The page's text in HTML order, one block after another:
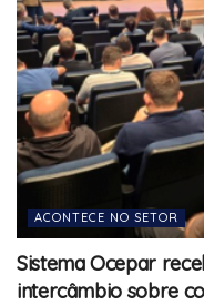
ACONTECE NO SETOR
Sistema Ocepar
intercâmbio sobre